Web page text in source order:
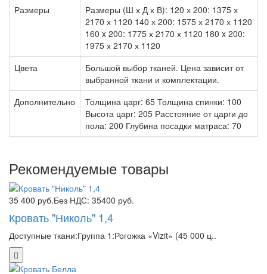
Размеры
Размеры (Ш х Д х В): 120 х 200: 1375 х
2170 х 1120 140 х 200: 1575 х 2170 х 1120
160 x 200: 1775 х 2170 х 1120 180 x 200:
1975 х 2170 х 1120
Цвета
Большой выбор тканей. Цена зависит от
выбранной ткани и комплектации.
Дополнительно
Толщина царг: 65 Толщина спинки: 100
Высота царг: 205 Расстояние от царги до
пола: 200 Глубина посадки матраса: 70
Рекомендуемые товары
35 400 руб.Без НДС: 35400 руб.
Кровать "Николь" 1,4
Доступные ткани:Группа 1:Рогожка «Vizit» (45 000 ц..